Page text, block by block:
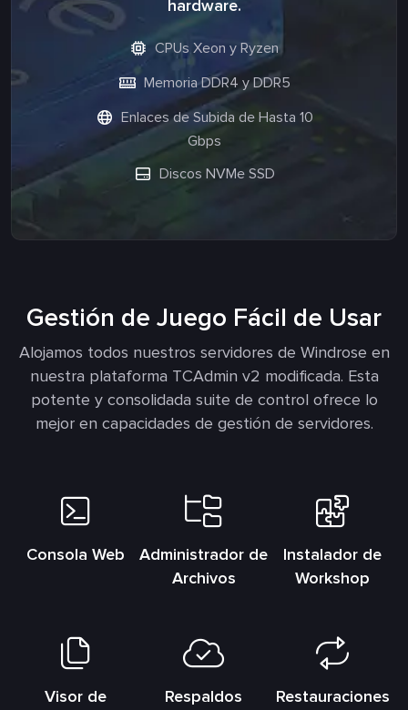
hardware.
CPUs Xeon y Ryzen
Memoria DDR4 y DDR5
Enlaces de Subida de Hasta 10
Gbps
Discos NVMe SSD
Gestión de Juego Fácil de Usar
Alojamos todos nuestros servidores de Windrose en
nuestra plataforma TCAdmin v2 modificada. Esta
potente y consolidada suite de control ofrece lo
mejor en capacidades de gestión de servidores.
Consola Web
Administrador de
Archivos
Instalador de
Workshop
Visor de Respaldos Restauraciones